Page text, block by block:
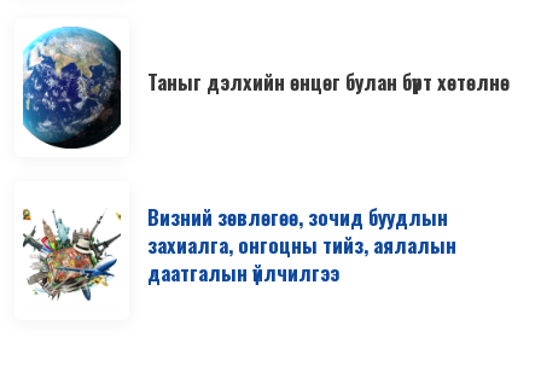
Таныг дэлхийн өнцөг булан бүрт хөтөлнө
Визний зөвлөгөө, зочид буудлын
захиалга, онгоцны тийз, аялалын
даатгалын үйлчилгээ